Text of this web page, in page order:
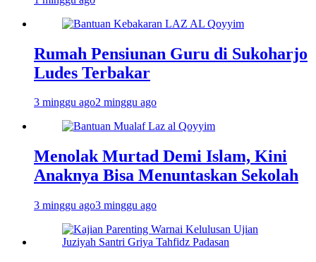
Rumah Pensiunan Guru di Sukoharjo
Ludes Terbakar
3 minggu ago2 minggu ago
Menolak Murtad Demi Islam, Kini
Anaknya Bisa Menuntaskan Sekolah
3 minggu ago3 minggu ago